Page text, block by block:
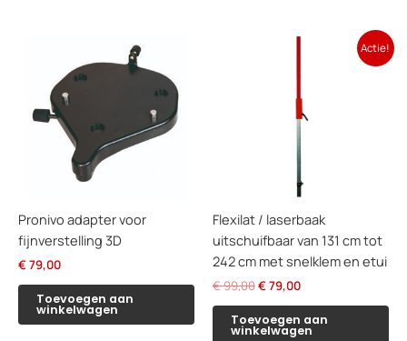
Pronivo adapter voor
fijnverstelling 3D
€ 79,00
Toevoegen aan
winkelwagen
Actie!
Flexilat / laserbaak
uitschuifbaar van 131 cm tot
242 cm met snelklem en etui
€99,00Oorspronkelijke
was:
€ 99,00.
€ 79,00Huidige
is:
€ 79,00.
Toevoegen aan
winkelwagen